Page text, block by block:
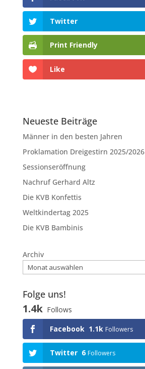
Twitter
Print Friendly
Like
Neueste Beiträge
Männer in den besten Jahren
Proklamation Dreigestirn 2025/2026
Sessionseröffnung
Nachruf Gerhard Altz
Die KVB Konfettis
Weltkindertag 2025
Die KVB Bambinis
Archiv
Folge uns!
1.4k Follows
Facebook 1.1k Followers
Twitter 6 Followers